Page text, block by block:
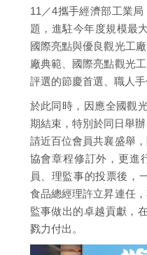
11／4攜手經濟部工業
題，進駐今年度規模最
國際亮點與優良觀光工
廠典範、國際亮點觀光
評選的節慶首選、職人手
於此同時，因應全國觀
期結束，特別於同日舉
請近百位會員共襄盛舉
協會章程修訂外，更進
員、理監事的投票後，
食品總經理許立昇連任
監事做出的卓越貢獻，
戮力付出。